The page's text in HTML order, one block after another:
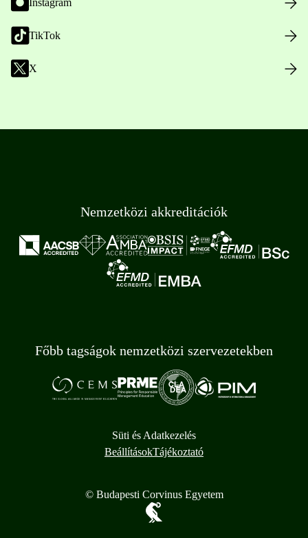
Instagram
TikTok
X
Nemzetközi akkreditációk
Főbb tagságok nemzetközi szervezetekben
Süti és Adatkezelés
BeállításokTájékoztató
© Budapesti Corvinus Egyetem